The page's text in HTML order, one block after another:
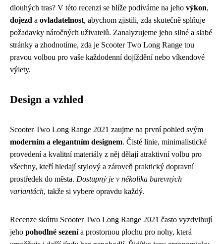
dlouhých tras? V této recenzi se blíže podíváme na jeho výkon,
dojezd a ovladatelnost, abychom zjistili, zda skutečně splňuje
požadavky náročných uživatelů. Zanalyzujeme jeho silné a slabé
stránky a zhodnotíme, zda je Scooter Two Long Range tou
pravou volbou pro vaše každodenní dojíždění nebo víkendové
výlety.
Design a vzhled
Scooter Two Long Range 2021 zaujme na první pohled svým
moderním a elegantním designem. Čisté linie, minimalistické
provedení a kvalitní materiály z něj dělají atraktivní volbu pro
všechny, kteří hledají stylový a zároveň praktický dopravní
prostředek do města. Dostupný je v několika barevných
variantách, takže si vybere opravdu každý.
Recenze skútru Scooter Two Long Range 2021 často vyzdvihují
jeho pohodlné sezenía prostornou plochu pro nohy, která